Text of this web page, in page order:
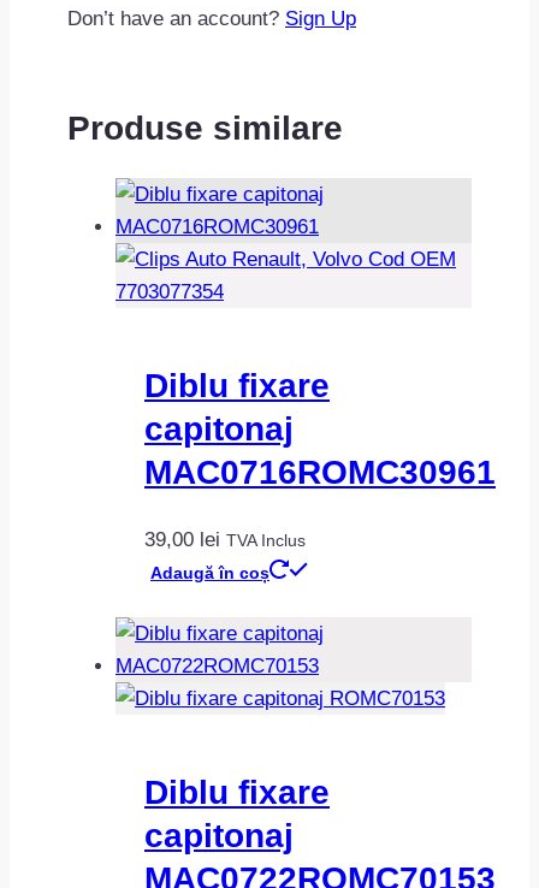
Don’t have an account? Sign Up
Produse similare
Diblu fixare
capitonaj
MAC0716ROMC30961
39,00 lei TVA Inclus
Adaugă în coș
Diblu fixare
capitonaj
MAC0722ROMC70153